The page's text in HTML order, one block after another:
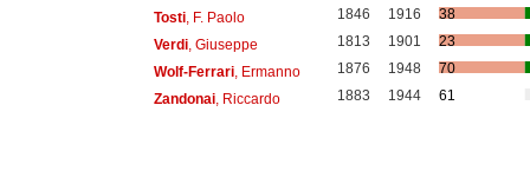
Tosti, F. Paolo 1846 1916
38
Verdi, Giuseppe 1813 1901
23
Wolf-Ferrari, Ermanno 1876 1948
70
Zandonai, Riccardo 1883 1944 61